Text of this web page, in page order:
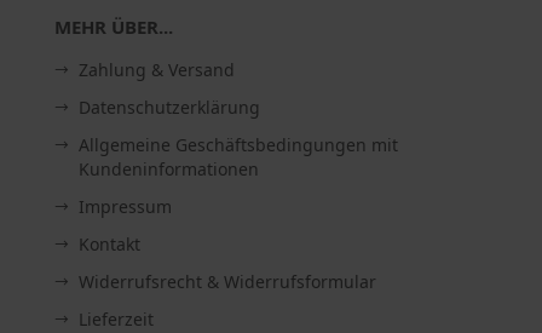
MEHR ÜBER...
Zahlung & Versand
Datenschutzerklärung
Allgemeine Geschäftsbedingungen mit
Kundeninformationen
Impressum
Kontakt
Widerrufsrecht & Widerrufsformular
Lieferzeit